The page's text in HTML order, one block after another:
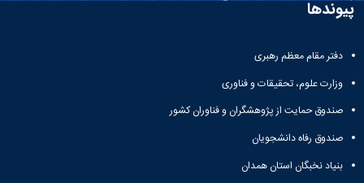
پیوندها
دفتر مقام معظم رهبری
وزارت علوم، تحقیقات و فناوری
صندوق حمایت از پژوهشگران و فناوران کشور
صندوق رفاه دانشجویان
بنیاد نخبگان استان همدان